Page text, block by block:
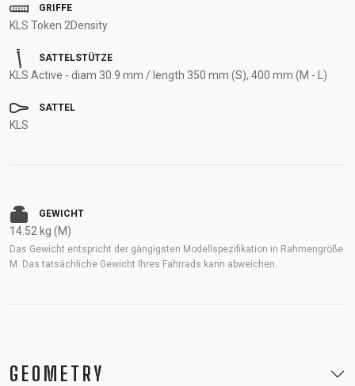
GRIFFE
KLS Token 2Density
SATTELSTÜTZE
KLS Active - diam 30.9 mm / length 350 mm (S), 400 mm (M - L)
SATTEL
KLS
GEWICHT
14.52 kg (M)
Das Gewicht entspricht der gängigsten Modellspezifikation in Rahmengröße
M. Das tatsächliche Gewicht Ihres Fahrrads kann abweichen.
GEOMETRY